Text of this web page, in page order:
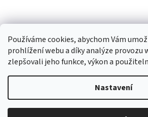
Používáme cookies, abychom Vám
prohlížení webu a díky analýze provozu
zlepšovali jeho funkce, výkon a
Nastavení
Copyright 2026Barego. Všechna práva